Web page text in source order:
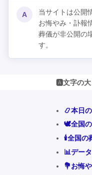
A
当サイトは公開
お悔やみ・訃報
葬儀が非公開の
す。
🅰️文字の大
📿本日
🕊️全国の
🕯️全国の
📊デー
💐お悔